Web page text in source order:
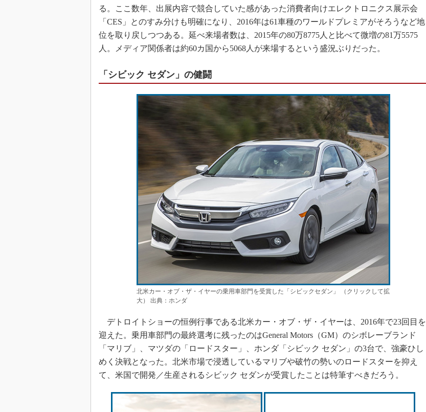
製造業ビッグデータ
メイドインジャパン
植物工場
知財マネジメント
グローバル設計・開発
制御セキュリティ
新型コロナへの対応
る。ここ数年、出展内容で競合していた感があった消費者向けエレクトロニクス展示会
「CES」とのすみ分けも明確になり、2016年は61車種のワールドプレミアがそろうなど地
位を取り戻しつつある。延べ来場者数は、2015年の80万8775人と比べて微増の81万5575
人。メディア関係者は約60カ国から5068人が来場するという盛況ぶりだった。
「シビック セダン」の健闘
北米カー・オブ・ザ・イヤーの乗用車部門を受賞した「シビックセダン」 （クリックして拡
大） 出典：ホンダ
デトロイトショーの恒例行事である北米カー・オブ・ザ・イヤーは、2016年で23回目を
迎えた。乗用車部門の最終選考に残ったのはGeneral Motors（GM）のシボレーブランド
「マリブ」、マツダの「ロードスター」、ホンダ「シビック セダン」の3台で、強豪ひし
めく決戦となった。北米市場で浸透しているマリブや破竹の勢いのロードスターを抑え
て、米国で開発／生産されるシビック セダンが受賞したことは特筆すべきだろう。